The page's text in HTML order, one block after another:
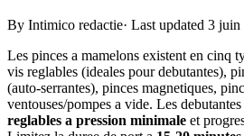
By Intimico redactie· Last updated 3 juin
Les pinces a mamelons existent en cinq
vis reglables (ideales pour debutantes),
(auto-serrantes), pinces magnetiques,
ventouses/pompes a vide. Les
reglables a pression minimale et